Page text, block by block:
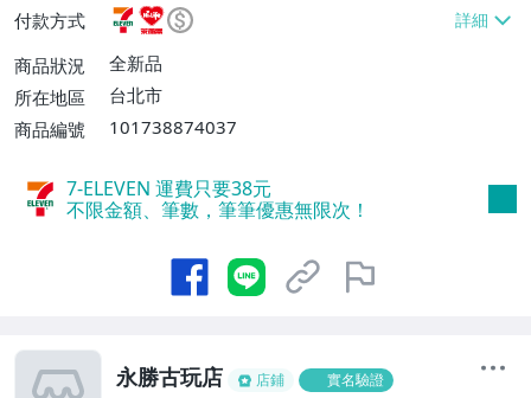
【單件運費$130】
付款方式
商品狀況
全新品
所在地區
台北市
商品編號
101738874037
7-ELEVEN 運費只要38元
不限金額、筆數，筆筆優惠無限次！
永勝古玩店 店鋪 實名驗證